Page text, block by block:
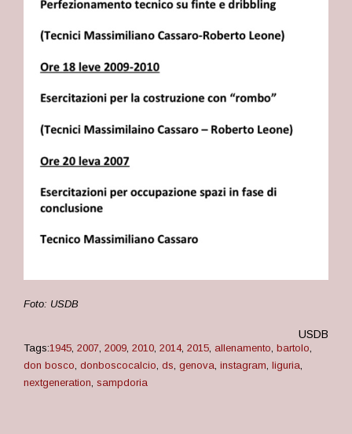
Foto: USDB
USDB
Tags:1945 2007 2009 2010 2014, 2015 allenamento bartolo
don bosco donboscocalcio ds genova instagram liguria
nextgeneration sampdoria